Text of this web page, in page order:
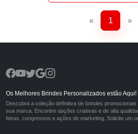
« 1 »
Os Melhores Brindes Personalizados estão Aqui!
Descubra a coleção definitiva de brindes
sua marca. Encontre opções criativas e de alta
feiras, congressos e ações de marketing. Solicite um